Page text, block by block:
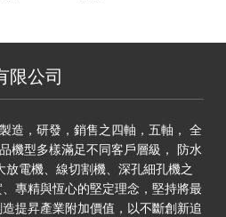
限公司
造，研發，銷售之四軸，五軸， 全
機型多樣滿足不同客戶層級， 防水
電機、線切割機、深孔細孔機之
專精與恆心的堅定理念，堅持將最
提昇產業附加價值，以不斷創新追